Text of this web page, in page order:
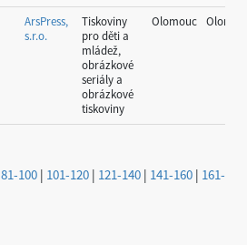
ArsPress,
s.r.o.
Tiskoviny
pro děti a
mládež,
obrázkové
seriály a
obrázkové
tiskoviny
Olomouc
81-100 | 101-120 | 121-140 | 141-160 | 161-